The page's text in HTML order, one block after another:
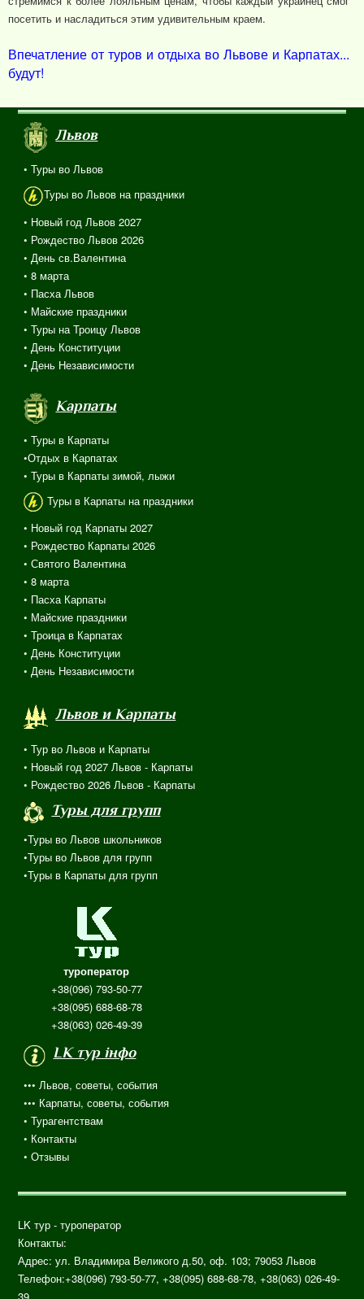
посетить и насладиться этим удивительным краем.
Впечатление от туров и отдыха во Львове и Карпатах...
будут!
Львов
• Туры во Львов
Туры во Львов на праздники
• Новый год Львов 2027
• Рождество Львов 2026
• День св.Валентина
• 8 марта
• Пасха Львов
• Майские праздники
• Туры на Троицу Львов
• День Конституции
• День Независимости
Карпаты
• Туры в Карпаты
•Отдых в Карпатах
• Туры в Карпаты зимой, лыжи
Туры в Карпаты на праздники
• Новый год Карпаты 2027
• Рождество Карпаты 2026
• Святого Валентина
• 8 марта
• Пасха Карпаты
• Майские праздники
• Троица в Карпатах
• День Конституции
• День Независимости
Львов и Карпаты
• Тур во Львов и Карпаты
• Новый год 2027 Львов - Карпаты
• Рождество 2026 Львов - Карпаты
Туры для групп
•Туры во Львов школьников
•Туры во Львов для групп
•Туры в Карпаты для групп
туроператор
+38(096) 793-50-77
+38(095) 688-68-78
+38(063) 026-49-39
LK тур інфо
••• Львов, советы, события
••• Карпаты, советы, события
•Турагентствам
• Контакты
•Отзывы
LK тур - туроператор
Контакты:
Адрес: ул. Владимира Великого д.50, оф. 103; 79053 Львов
Телефон:+38(096) 793-50-77, +38(095) 688-68-78, +38(063) 026-49-